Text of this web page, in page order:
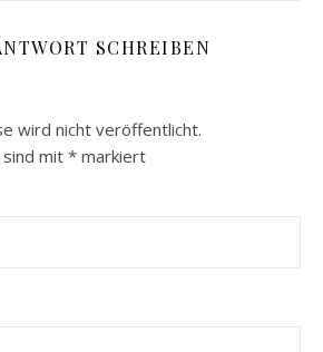
SCHREIBEN
wird nicht veröffentlicht.
mit * markiert